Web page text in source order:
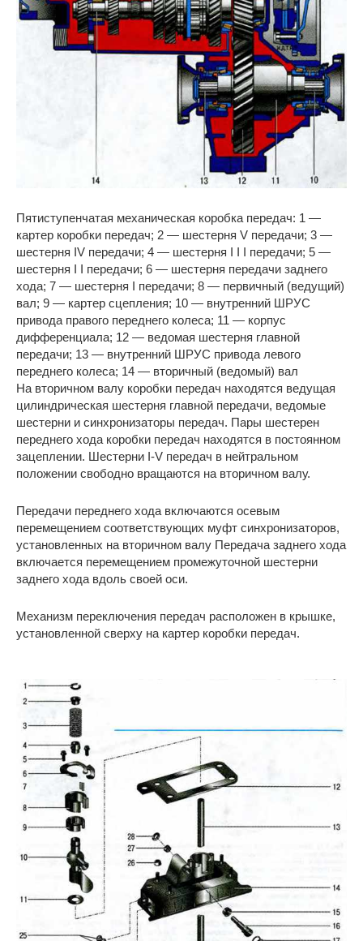
Пятиступенчатая механическая коробка передач: 1 —
картер коробки передач; 2 — шестерня V передачи; 3 —
шестерня IV передачи; 4 — шестерня I I I передачи; 5 —
шестерня I I передачи; 6 — шестерня передачи заднего
хода; 7 — шестерня I передачи; 8 — первичный (ведущий)
вал; 9 — картер сцепления; 10 — внутренний ШРУС
привода правого переднего колеса; 11 — корпус
дифференциала; 12 — ведомая шестерня главной
передачи; 13 — внутренний ШРУС привода левого
переднего колеса; 14 — вторичный (ведомый) вал
На вторичном валу коробки передач находятся ведущая
цилиндрическая шестерня главной передачи, ведомые
шестерни и синхронизаторы передач. Пары шестерен
переднего хода коробки передач находятся в постоянном
зацеплении. Шестерни I-V передач в нейтральном
положении свободно вращаются на вторичном валу.
Передачи переднего хода включаются осевым
перемещением соответствующих муфт синхронизаторов,
установленных на вторичном валу Передача заднего хода
включается перемещением промежуточной шестерни
заднего хода вдоль своей оси.
Механизм переключения передач расположен в крышке,
установленной сверху на картер коробки передач.